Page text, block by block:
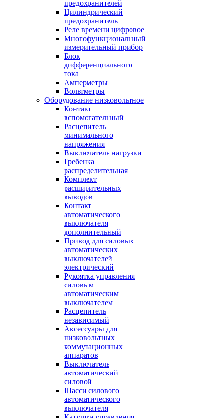
предохранителей
Цилиндрический
предохранитель
Реле времени цифровое
Многофункциональный
измерительный прибор
Блок
дифференциального
тока
Амперметры
Вольтметры
Оборудование низковольтное
Контакт
вспомогательный
Расцепитель
минимального
напряжения
Выключатель нагрузки
Гребенка
распределительная
Комплект
расширительных
выводов
Контакт
автоматического
выключателя
дополнительный
Привод для силовых
автоматических
выключателей
электрический
Рукоятка управления
силовым
автоматическим
выключателем
Расцепитель
независимый
Аксессуары для
низковольтных
коммутационных
аппаратов
Выключатель
автоматический
силовой
Шасси силового
автоматического
выключателя